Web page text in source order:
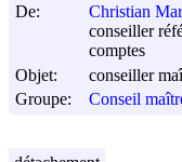
De:
Christian
conseiller
comptes
Objet:
conseiller
Groupe:
Conseil